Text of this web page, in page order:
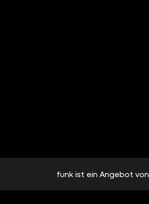
funk ist ein Angebot von